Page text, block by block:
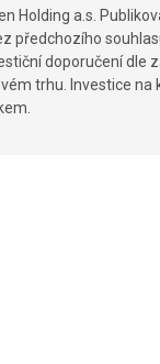
Holding a.s.
předchozího
doporučení dle
trhu. Investice na